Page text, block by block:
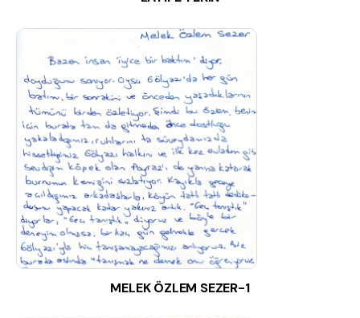
MELEK ÖZLEM SEZER-1